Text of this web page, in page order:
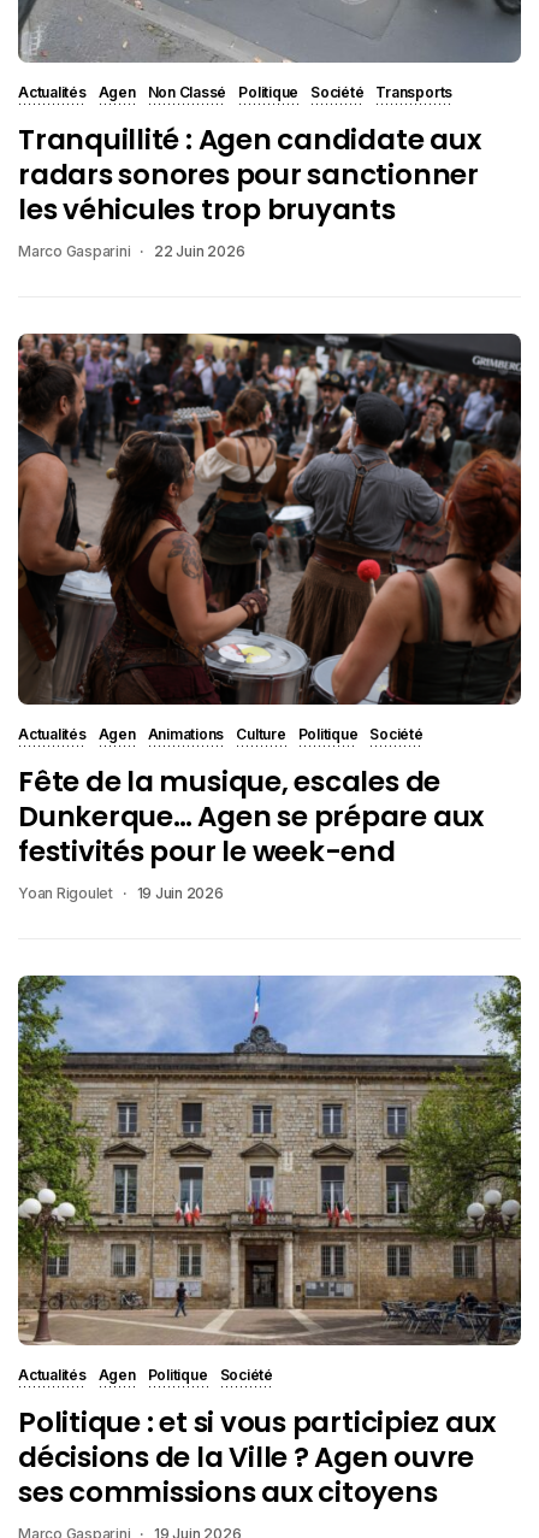
Actualités Agen Non Classé Politique Société Transports
Tranquillité : Agen candidate aux
radars sonores pour sanctionner
les véhicules trop bruyants
Marco Gasparini 22 Juin 2026
Actualités Agen Animations Culture Politique Société
Fête de la musique, escales de
Dunkerque… Agen se prépare aux
festivités pour le week-end
Yoan Rigoulet 19 Juin 2026
Actualités Agen Politique Société
Politique : et si vous participiez aux
décisions de la Ville ? Agen ouvre
ses commissions aux citoyens
Marco Gasparini 19 Juin 2026